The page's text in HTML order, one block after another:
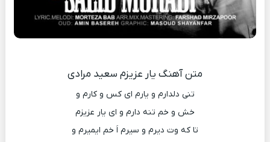
متن آهنگ یار عزیزم سعید مرادی
تنی دلدارم و یارم ای کس و کارم و
خش و خم تنه دارم و ای یار عزیزم
تا که وت دیرم و سیرم اَ خم ایمیرم و